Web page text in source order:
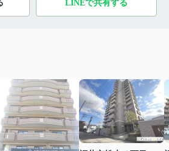
LINEで共有する